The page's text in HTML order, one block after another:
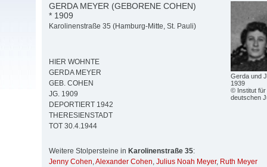
Gerda und
1939
© Institut für
deutschen
GERDA MEYER (GEBORENE COHEN)
* 1909
Karolinenstraße 35 (Hamburg-Mitte, St. Pauli)
HIER WOHNTE
GERDA MEYER
GEB. COHEN
JG. 1909
DEPORTIERT 1942
THERESIENSTADT
TOT 30.4.1944
Weitere Stolpersteine in Karolinenstraße 35:
Jenny Cohen,Alexander Cohen, Julius Noah Meyer, Ruth Meyer